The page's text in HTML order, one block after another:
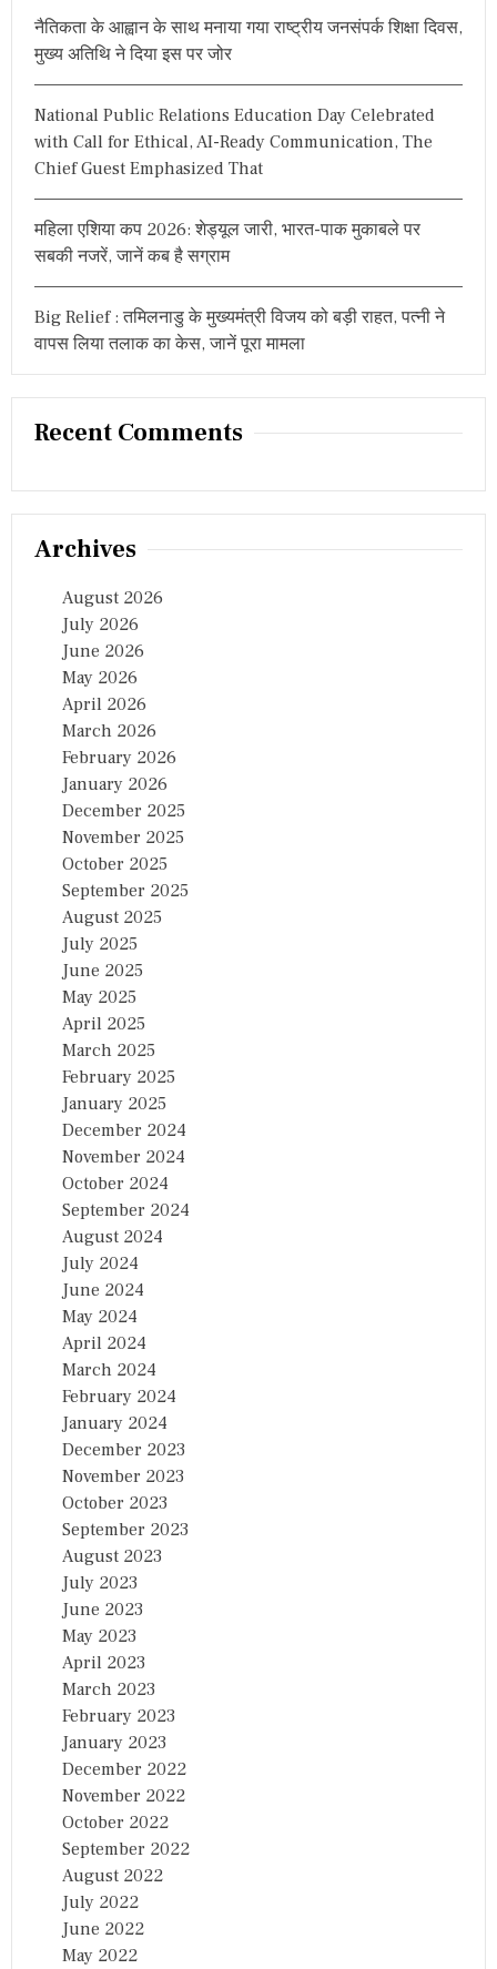
नैतिकता के आह्वान के साथ मनाया गया राष्ट्रीय जनसंपर्क शिक्षा दिवस,
मुख्य अतिथि ने दिया इस पर जोर
National Public Relations Education Day Celebrated
with Call for Ethical, AI-Ready Communication, The
Chief Guest Emphasized That
महिला एशिया कप 2026: शेड्यूल जारी, भारत-पाक मुकाबले पर
सबकी नजरें, जानें कब है सग्राम
Big Relief : तमिलनाडु के मुख्यमंत्री विजय को बड़ी राहत, पत्नी ने
वापस लिया तलाक का केस, जानें पूरा मामला
Recent Comments
Archives
August 2026
July 2026
June 2026
May 2026
April 2026
March 2026
February 2026
January 2026
December 2025
November 2025
October 2025
September 2025
August 2025
July 2025
June 2025
May 2025
April 2025
March 2025
February 2025
January 2025
December 2024
November 2024
October 2024
September 2024
August 2024
July 2024
June 2024
May 2024
April 2024
March 2024
February 2024
January 2024
December 2023
November 2023
October 2023
September 2023
August 2023
July 2023
June 2023
May 2023
April 2023
March 2023
February 2023
January 2023
December 2022
November 2022
October 2022
September 2022
August 2022
July 2022
June 2022
May 2022